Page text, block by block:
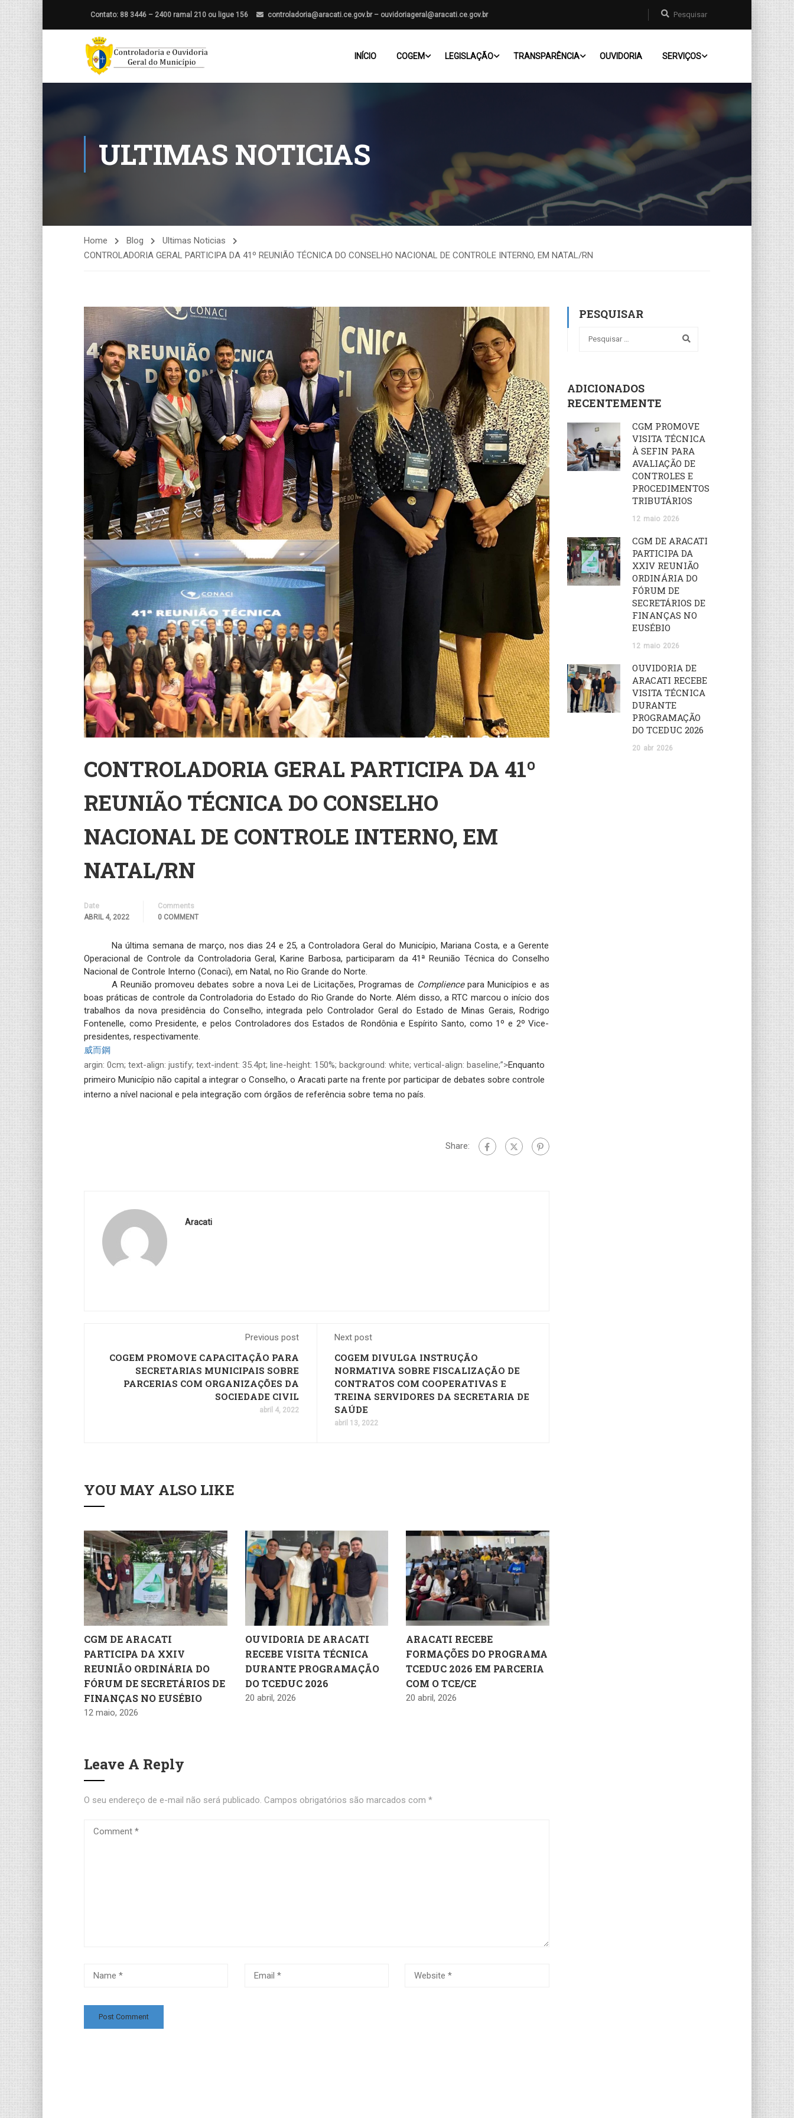
Contato: 88 3446 – 2400 ramal 210 ou ligue 156 controladoria@aracati.ce.gov.br – ouvidoriageral@aracati.ce.gov.br
INÍCIO COGEM LEGISLAÇÃO TRANSPARÊNCIA OUVIDORIA SERVIÇOS
ULTIMAS NOTICIAS
Home Blog
Ultimas Noticias
CONTROLADORIA GERAL PARTICIPA DA 41º REUNIÃO TÉCNICA DO CONSELHO NACIONAL DE CONTROLE INTERNO, EM NATAL/RN
CONTROLADORIA GERAL PARTICIPA DA 41º
REUNIÃO TÉCNICA DO CONSELHO
NACIONAL DE CONTROLE INTERNO, EM
NATAL/RN
Date
ABRIL 4, 2022
Comments
0 COMMENT
Na última semana de março, nos dias 24 e 25, a Controladora Geral do Município, Mariana Costa, e a Gerente
Operacional de Controle da Controladoria Geral, Karine Barbosa, participaram da 41ª Reunião Técnica do Conselho
Nacional de Controle Interno (Conaci), em Natal, no Rio Grande do Norte.
A Reunião promoveu debates sobre a nova Lei de Licitações, Programas de Compliencepara Municípios e as
boas práticas de controle da Controladoria do Estado do Rio Grande do Norte. Além disso, a RTC marcou o início dos
trabalhos da nova presidência do Conselho, integrada pelo Controlador Geral do Estado de Minas Gerais, Rodrigo
Fontenelle, como Presidente, e pelos Controladores dos Estados de Rondônia e Espírito Santo, como 1º e 2º Vice-
presidentes, respectivamente.
威而鋼
argin: 0cm; text-align: justify; text-indent: 35.4pt; line-height: 150%; background: white; vertical-align: baseline;”>Enquanto
primeiro Município não capital a integrar o Conselho, o Aracati parte na frente por participar de debates sobre controle
interno a nível nacional e pela integração com órgãos de referência sobre tema no país.
Share:
Aracati
Previous post
COGEM PROMOVE CAPACITAÇÃO PARA
SECRETARIAS MUNICIPAIS SOBRE
PARCERIAS COM ORGANIZAÇÕES DA
SOCIEDADE CIVIL
abril 4, 2022
Next post
COGEM DIVULGA INSTRUÇÃO
NORMATIVA SOBRE FISCALIZAÇÃO DE
CONTRATOS COM COOPERATIVAS E
TREINA SERVIDORES DA SECRETARIA DE
SAÚDE
abril 13, 2022
YOU MAY ALSO LIKE
CGM DE ARACATI
PARTICIPA DA XXIV
REUNIÃO ORDINÁRIA DO
FÓRUM DE SECRETÁRIOS DE
FINANÇAS NO EUSÉBIO
12 maio, 2026
OUVIDORIA DE ARACATI
RECEBE VISITA TÉCNICA
DURANTE PROGRAMAÇÃO
DO TCEDUC 2026
20 abril, 2026
ARACATI RECEBE
FORMAÇÕES DO PROGRAMA
TCEDUC 2026 EM PARCERIA
COM O TCE/CE
20 abril, 2026
Leave A Reply
O seu endereço de e-mail não será publicado. Campos obrigatórios são marcados com *
PESQUISAR
ADICIONADOS
RECENTEMENTE
CGM PROMOVE
VISITA TÉCNICA
À SEFIN PARA
AVALIAÇÃO DE
CONTROLES E
PROCEDIMENTOS
TRIBUTÁRIOS
12 maio 2026
CGM DE ARACATI
PARTICIPA DA
XXIV REUNIÃO
ORDINÁRIA DO
FÓRUM DE
SECRETÁRIOS DE
FINANÇAS NO
EUSÉBIO
12 maio 2026
OUVIDORIA DE
ARACATI RECEBE
VISITA TÉCNICA
DURANTE
PROGRAMAÇÃO
DO TCEDUC 2026
20 abr 2026